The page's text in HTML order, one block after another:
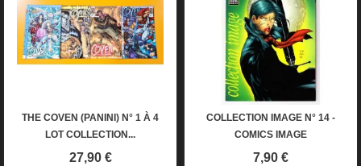
THE COVEN (PANINI) N° 1 À 4
LOT COLLECTION...
Prix
27,90 €
COLLECTION IMAGE N° 14 -
COMICS IMAGE
Prix
7,90 €